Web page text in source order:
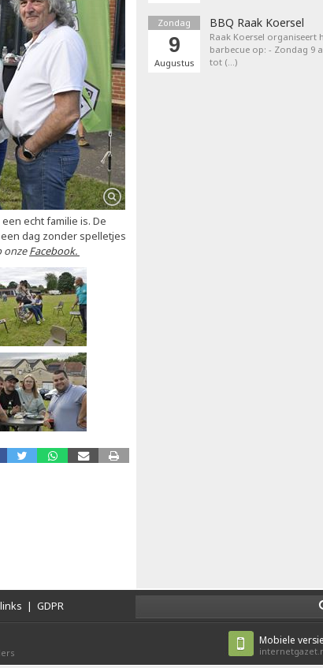
echt familie is. De
dag zonder spelletjes
onzeFacebook.
Zondag
9
Augustus
BBQ Raak Koersel
Raak Koersel organiseert
barbecue op: - Zondag 9
tot (…)
| GDPR
Mobiele versie